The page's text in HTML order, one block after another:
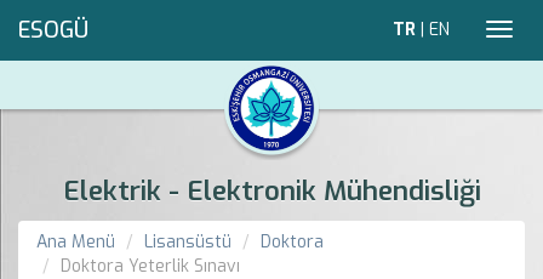
ESOGÜ TR | EN
Elektrik - Elektronik Mühendisliği
Ana Menü Lisansüstü
Doktora
Doktora Yeterlik Sınavı